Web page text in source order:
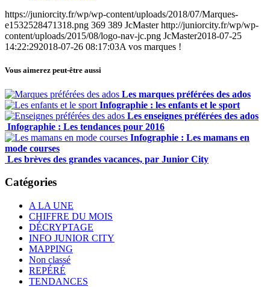
https://juniorcity.fr/wp/wp-content/uploads/2018/07/Marques-
e1532528471318.png 369 389 JcMaster http://juniorcity.fr/wp/wp-
content/uploads/2015/08/logo-nav-jc.png JcMaster2018-07-25
14:22:292018-07-26 08:17:03A vos marques !
Vous aimerez peut-être aussi
Les marques préférées des ados
Infographie : les enfants et le sport
Les enseignes préférées des ados
Infographie : Les tendances pour 2016
Infographie : Les mamans en
mode courses
Les brèves des grandes vacances, par Junior City
Catégories
A LA UNE
CHIFFRE DU MOIS
DÉCRYPTAGE
INFO JUNIOR CITY
MAPPING
Non classé
REPÉRÉ
TENDANCES